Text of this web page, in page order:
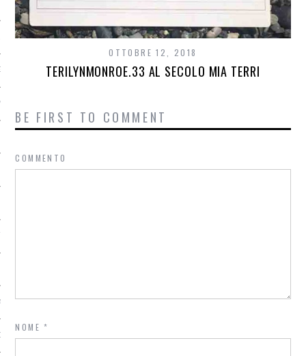
PUGLIA
OTTOBRE 12, 2018
TERILYNMONROE.33 AL SECOLO MIA TERRI
BE FIRST TO COMMENT
COMMENTO
NOME*